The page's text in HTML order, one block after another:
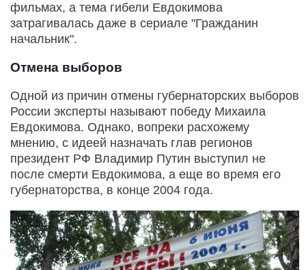
фильмах, а тема гибели Евдокимова
затрагивалась даже в сериале "Гражданин
начальник".
Отмена выборов
Одной из причин отмены губернаторских выборов
России эксперты называют победу Михаила
Евдокимова. Однако, вопреки расхожему
мнению, с идеей назначать глав регионов
президент РФ Владимир Путин выступил не
после смерти Евдокимова, а еще во время его
губернаторства, в конце 2004 года.